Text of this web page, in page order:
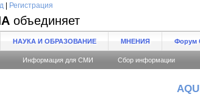
| Регистрация
объединяет
НАУКА И ОБРАЗОВАНИЕ МНЕНИЯ Форум
Информация для СМИ Сбор информации